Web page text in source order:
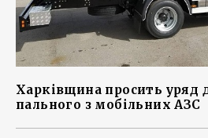
Харківщина просить уряд
пального з мобільних АЗС